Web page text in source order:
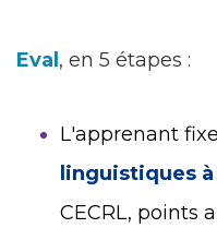
Eval, en 5 étapes :
L'apprenant fixe
linguistiques
CECRL, points